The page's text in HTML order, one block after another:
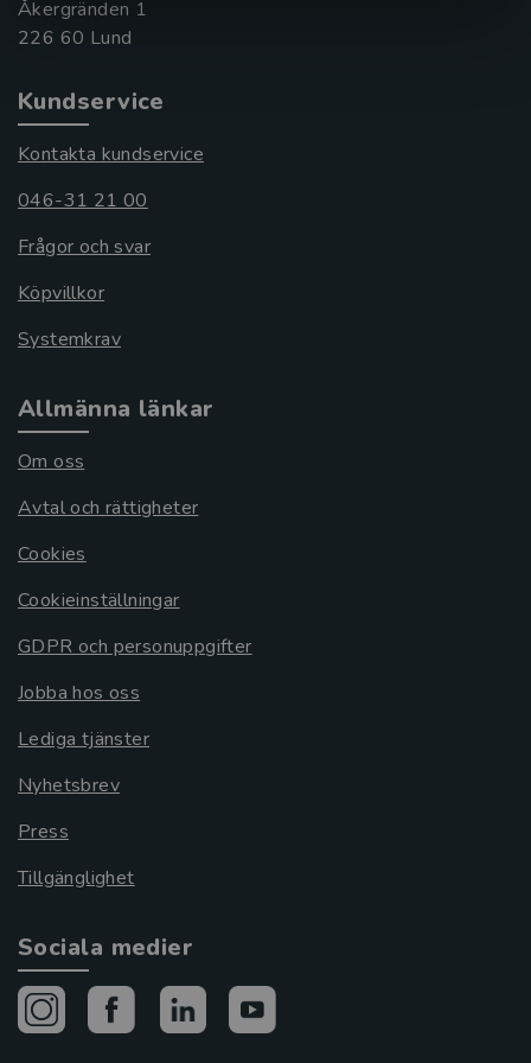
Åkergränden 1
Kundservice
Kontakta kundservice
046-31 21 00
Frågor och svar
Köpvillkor
Systemkrav
Allmänna länkar
Om oss
Avtal och rättigheter
Cookies
Cookieinställningar
GDPR och personuppgifter
Jobba hos oss
Lediga tjänster
Nyhetsbrev
Press
Tillgänglighet
Sociala medier